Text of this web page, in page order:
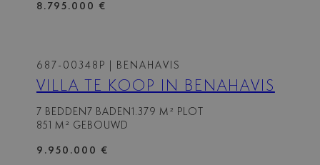
8.795.000 €
687-00348P | BENAHAVIS
VILLA TE KOOP IN BENAHAVIS
7 BEDDEN 7 BADEN 1.379 M² PLOT
851 M² GEBOUWD
9.950.000 €